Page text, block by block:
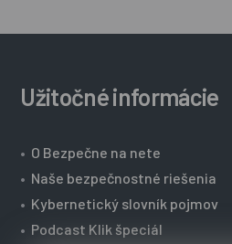
Užitočné informácie
• O Bezpečne na nete
• Naše bezpečnostné riešenia
• Kybernetický slovník pojmov
• Podcast Klik špeciál